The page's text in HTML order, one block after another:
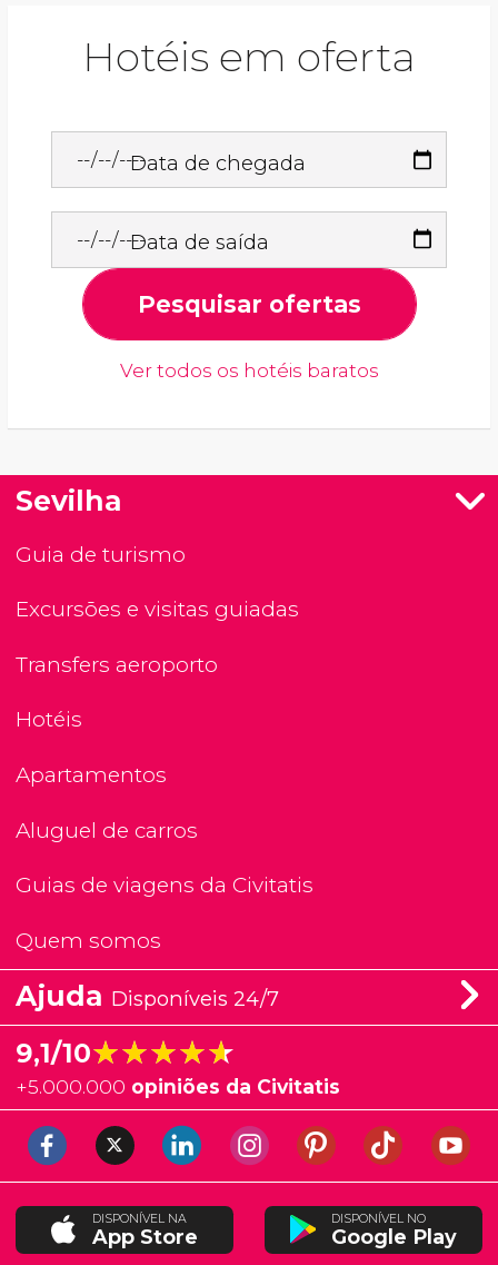
Hotéis em oferta
Data de chegada
Data de saída
Pesquisar ofertas
Ver todos os hotéis baratos
Sevilha
Guia de turismo
Excursões e visitas guiadas
Transfers aeroporto
Hotéis
Apartamentos
Aluguel de carros
Guias de viagens da Civitatis
Quem somos
Ajuda Disponíveis 24/7
9,1/10★★★★★
★★★★★
+5.000.000 opiniões da Civitatis
DISPONÍVEL NA
App Store
DISPONÍVEL NO
Google Play